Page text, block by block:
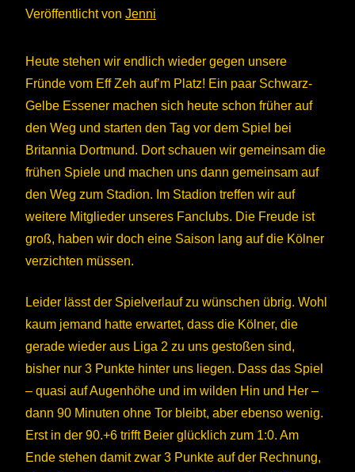
Veröffentlicht von Jenni
Heute stehen wir endlich wieder gegen unsere
Fründe vom Eff Zeh auf’m Platz! Ein paar Schwarz-
Gelbe Essener machen sich heute schon früher auf
den Weg und starten den Tag vor dem Spiel bei
Britannia Dortmund. Dort schauen wir gemeinsam die
frühen Spiele und machen uns dann gemeinsam auf
den Weg zum Stadion. Im Stadion treffen wir auf
weitere Mitglieder unseres Fanclubs. Die Freude ist
groß, haben wir doch eine Saison lang auf die Kölner
verzichten müssen.
Leider lässt der Spielverlauf zu wünschen übrig. Wohl
kaum jemand hatte erwartet, dass die Kölner, die
gerade wieder aus Liga 2 zu uns gestoßen sind,
bisher nur 3 Punkte hinter uns liegen. Dass das Spiel
– quasi auf Augenhöhe und im wilden Hin und Her –
dann 90 Minuten ohne Tor bleibt, aber ebenso wenig.
Erst in der 90.+6 trifft Beier glücklich zum 1:0. Am
Ende stehen damit zwar 3 Punkte auf der Rechnung,